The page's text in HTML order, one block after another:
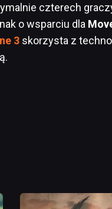
czterech
o wsparciu dla
3 skorzysta z